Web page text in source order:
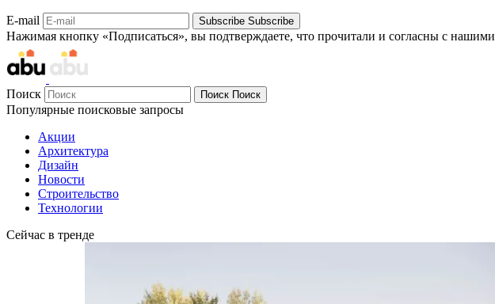
E-mail Subscribe Subscribe
Нажимая кнопку «Подписаться», вы подтверждаете, что прочитали и согласны с нашими
Поиск Поиск Поиск
Популярные поисковые запросы
Акции
Архитектура
Дизайн
Новости
Строительство
Технологии
Сейчас в тренде